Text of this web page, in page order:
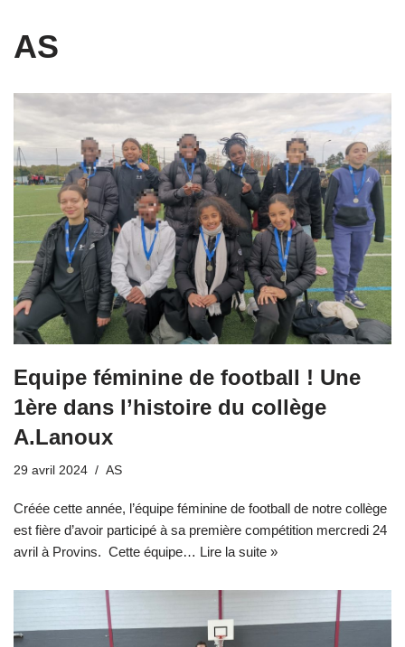
AS
Equipe féminine de football ! Une
1ère dans l’histoire du collège
A.Lanoux
29 avril 2024 AS
Créée cette année, l’équipe féminine de football de notre collège
est fière d’avoir participé à sa première compétition mercredi 24
avril à Provins. Cette équipe… Lire la suite »